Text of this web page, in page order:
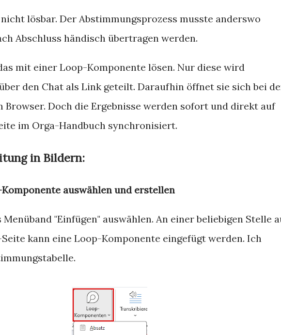
lösbar. Der Abstimmungsprozess musste anderswo
Abschluss händisch übertragen werden.
mit einer Loop-Komponente lösen. Nur diese wird
den Chat als Link geteilt. Daraufhin öffnet sie sich bei
Browser. Doch die Ergebnisse werden sofort und direkt auf
im Orga-Handbuch synchronisiert.
in Bildern:
auswählen und erstellen
"Einfügen" auswählen. An einer beliebigen Stelle
kann eine Loop-Komponente eingefügt werden. Ich